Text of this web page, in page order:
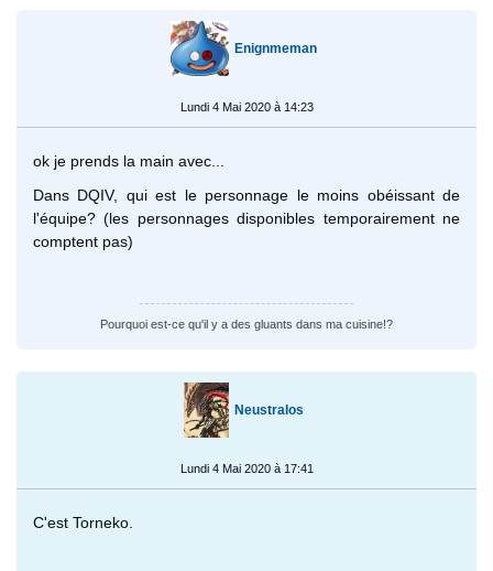
Enignmeman
Lundi 4 Mai 2020 à 14:23
ok je prends la main avec...
Dans DQIV, qui est le personnage le moins obéissant de
l'équipe? (les personnages disponibles temporairement ne
comptent pas)
Pourquoi est-ce qu'il y a des gluants dans ma cuisine!?
Neustralos
Lundi 4 Mai 2020 à 17:41
C'est Torneko.